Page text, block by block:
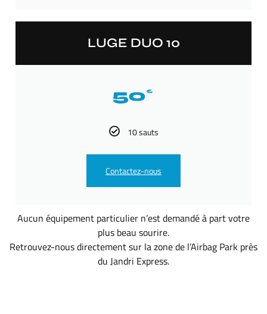
LUGE DUO 10
50€
10 sauts
Contactez-nous
Aucun équipement particulier n’est demandé à part votre
plus beau sourire.
Retrouvez-nous directement sur la zone de l’Airbag Park près
du Jandri Express.